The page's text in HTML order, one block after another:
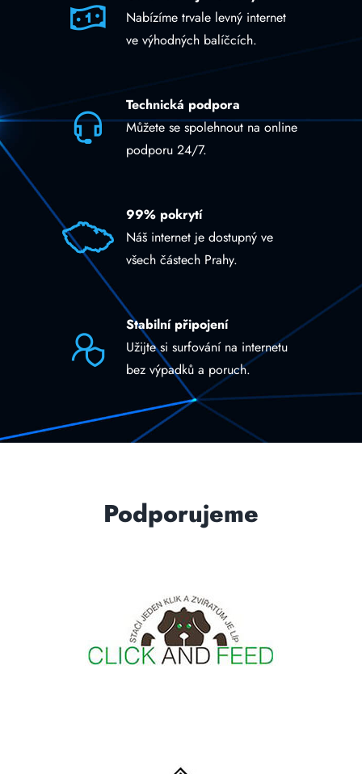
Nabízíme trvale levný internet
ve výhodných balíčcích.
Technická podpora
Můžete se spolehnout na online
podporu 24/7.
99% pokrytí
Náš internet je dostupný ve
všech částech Prahy.
Stabilní připojení
Užijte si surfování na internetu
bez výpadků a poruch.
Podporujeme